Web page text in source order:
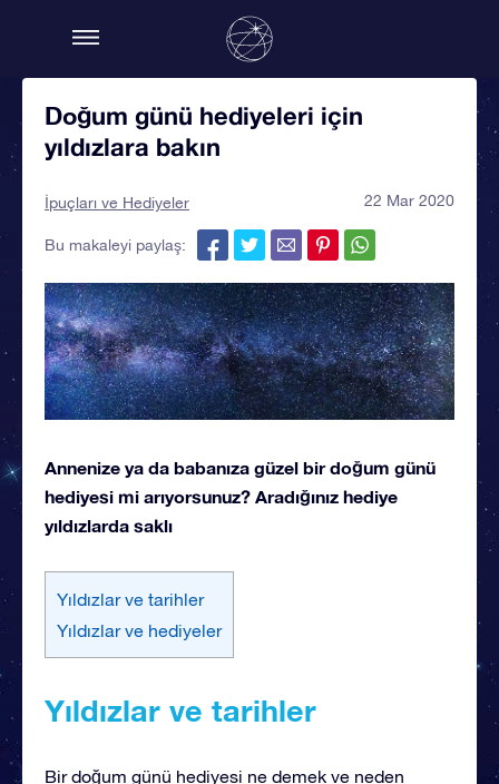
Doğum günü hediyeleri için
yıldızlara bakın
İpuçları ve Hediyeler 22 Mar 2020
Bu makaleyi paylaş:
Annenize ya da babanıza güzel bir doğum günü
hediyesi mi arıyorsunuz? Aradığınız hediye
yıldızlarda saklı
Yıldızlar ve tarihler
Yıldızlar ve hediyeler
Yıldızlar ve tarihler
Bir doğum günü hediyesi ne demek ve neden